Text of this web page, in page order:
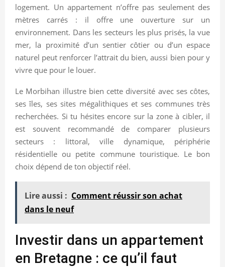
logement. Un appartement n’offre pas seulement des
mètres carrés : il offre une ouverture sur un
environnement. Dans les secteurs les plus prisés, la vue
mer, la proximité d’un sentier côtier ou d’un espace
naturel peut renforcer l’attrait du bien, aussi bien pour y
vivre que pour le louer.
Le Morbihan illustre bien cette diversité avec ses côtes,
ses îles, ses sites mégalithiques et ses communes très
recherchées. Si tu hésites encore sur la zone à cibler, il
est souvent recommandé de comparer plusieurs
secteurs : littoral, ville dynamique, périphérie
résidentielle ou petite commune touristique. Le bon
choix dépend de ton objectif réel.
Lire aussi : Comment réussir son achat
dans le neuf
Investir dans un appartement
en Bretagne : ce qu’il faut